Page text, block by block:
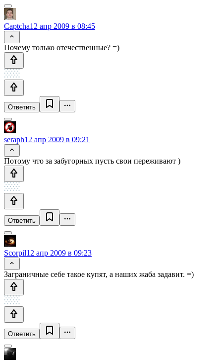
Captcha12 апр 2009 в 08:45
Почему только отечественные? =)
Ответить
seraph12 апр 2009 в 09:21
Потому что за забугорных пусть свои переживают )
Ответить
Scorpil12 апр 2009 в 09:23
Заграничные себе такое купят, а наших жаба задавит. =)
Ответить